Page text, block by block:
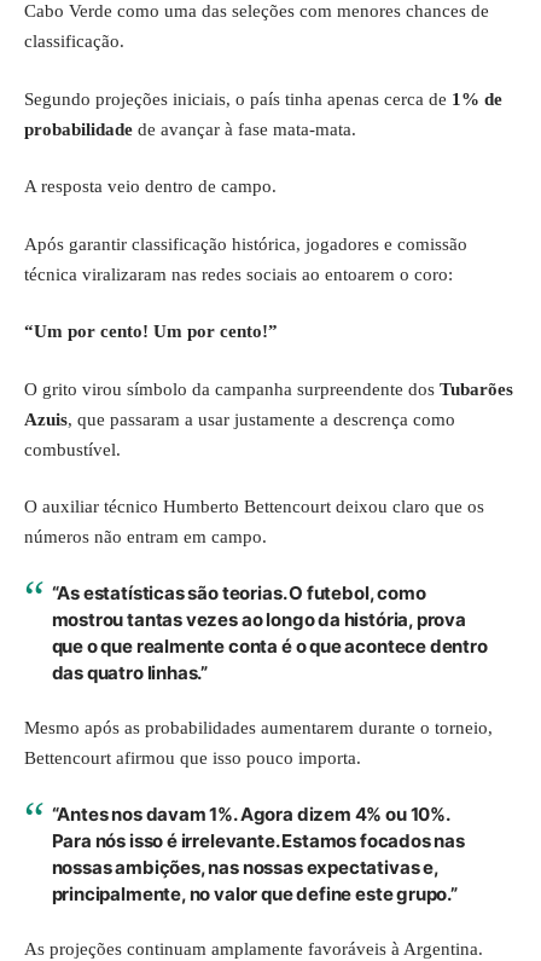
Cabo Verde como uma das seleções com menores chances de
classificação.
Segundo projeções iniciais, o país tinha apenas cerca de 1% de
probabilidade de avançar à fase mata-mata.
A resposta veio dentro de campo.
Após garantir classificação histórica, jogadores e comissão
técnica viralizaram nas redes sociais ao entoarem o coro:
“Um por cento! Um por cento!”
O grito virou símbolo da campanha surpreendente dos Tubarões
Azuis, que passaram a usar justamente a descrença como
combustível.
O auxiliar técnico Humberto Bettencourt deixou claro que os
números não entram em campo.
“As estatísticas são teorias. O futebol, como
mostrou tantas vezes ao longo da história, prova
que o que realmente conta é o que acontece dentro
das quatro linhas.”
Mesmo após as probabilidades aumentarem durante o torneio,
Bettencourt afirmou que isso pouco importa.
“Antes nos davam 1%. Agora dizem 4% ou 10%.
Para nós isso é irrelevante. Estamos focados nas
nossas ambições, nas nossas expectativas e,
principalmente, no valor que define este grupo.”
As projeções continuam amplamente favoráveis à Argentina.